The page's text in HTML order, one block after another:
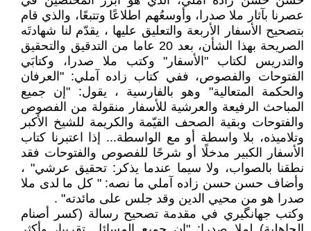
عصرنا بآثار ملا صدرا، وأوسعُهم اطلاعًا وتتبعًا، والذي قام
بتصحيح الأسفار الأربعة والتعليق عليها ، يقدّم لنا شهادتَه
الصريحة بهذا الشأن، بعد 20 عاما من التدقيق والتحقيق
والتدريس لكتاب "الأسفار" وكتب ملا صدرا، وكتابَي
الفتوحات والفصوص، ففي كتاب زاده آملي: "العرفان
والحكمة المتعالية" وهو بالفارسية ، يقول: "إن جميع
المباحث الرفيعة والعرشية للأسفار منقولة من الفصوص
والفتوحات وبقية الصحف القيّمة والكريمة للشيخ الأكبر
وتلاميذه، بلا واسطة أو مع الواسطة... إذا اعتبرنا كتاب
الأسفار الكبير مدخلًا أو شرحًا للفصوص والفتوحات فقد
نطقنا بالصواب، ولا سيما عندما يذكر: تحقيق عرشي" ،
وأضاف حسن حسن زاده آملي ما نصه: " كل ما لدى ملا
صدرا هو من محيي الدين وقد جلس على مائدته" .
وكتب جهانگيري في مقدمة تصحيح رسالة (كسر أصنام